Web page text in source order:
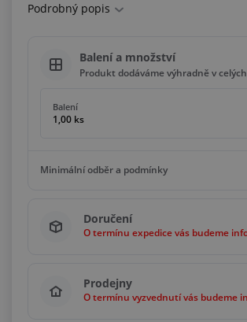
Podrobný popis
Balení a množství
Produkt dodáváme výhradně v
Balení
1,00 ks
Minimální odběr a podmínky
4,00 ks
Násobky 1,00 ks
Doručení
O termínu expedice vás budeme
Prodejny
O termínu vyzvednutí vás budeme